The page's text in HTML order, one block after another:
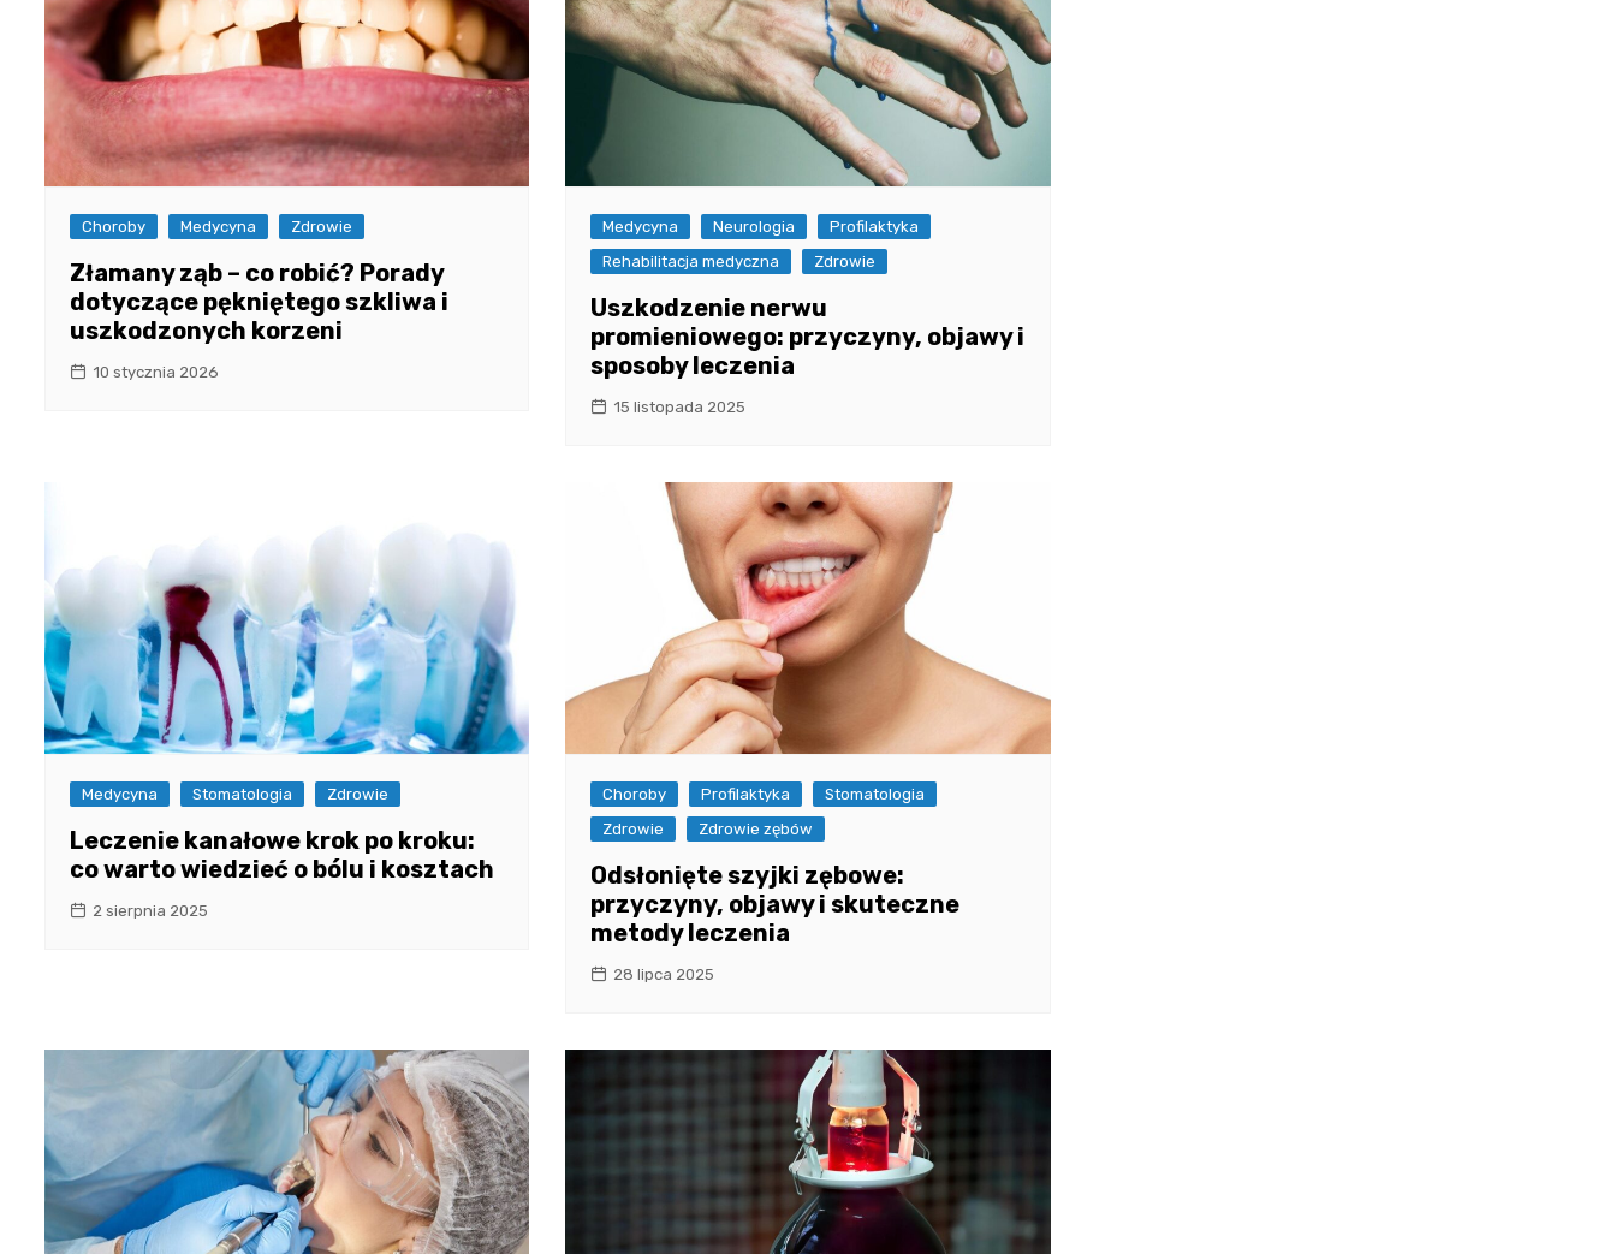
Choroby Medycyna Zdrowie
Złamany ząb – co robić? Porady
dotyczące pękniętego szkliwa i
uszkodzonych korzeni
10 stycznia 2026
Medycyna Neurologia
Profilaktyka
Rehabilitacja medyczna
Zdrowie
Uszkodzenie nerwu
promieniowego: przyczyny, objawy i
sposoby leczenia
15 listopada 2025
Medycyna Stomatologia Zdrowie
Leczenie kanałowe krok po kroku:
co warto wiedzieć o bólu i kosztach
2 sierpnia 2025
Choroby Profilaktyka
Stomatologia
Zdrowie
Zdrowie zębów
Odsłonięte szyjki zębowe:
przyczyny, objawy i skuteczne
metody leczenia
28 lipca 2025